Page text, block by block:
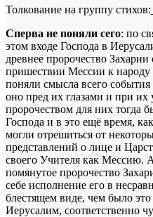
Толкование на группу стихов:
Сперва не поняли сего: по
этом входе Господа в
древнее пророчество
пришествии Мессии к народу
поняли смысла всего события
оно пред их глазами и при их
пророчеством для них тогда
Господа и в это ещё время,
могли отрешиться от
представлений о лице и
своего Учителя как Мессию.
помянутое пророчество
себе исполнение его в
блестящем виде, чем было
Иерусалим, соответственно